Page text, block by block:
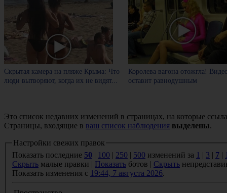
Скрытая камера на пляже Крыма: Что
люди вытворяют, когда их не видят...
Королева вагона отожгла!
оставит равнодушным
Это список недавних изменений в страницах, на которые
Страницы, входящие в ваш список наблюдения выделены.
Настройки свежих правок
Показать последние 50 | 100 | 250 | 500 изменений за 1 | 3 | 7 |
Скрыть малые правки | Показать ботов | Скрыть
Показать изменения с 19:44, 7 августа 2026.